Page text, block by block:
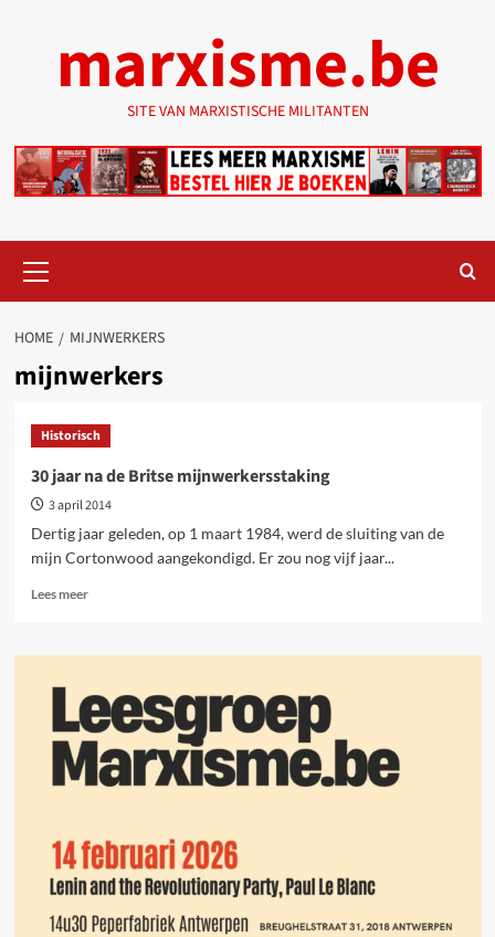
marxisme.be
SITE VAN MARXISTISCHE MILITANTEN
menu
HOME MIJNWERKERS
mijnwerkers
Historisch
30 jaar na de Britse mijnwerkersstaking
3 april 2014
Dertig jaar geleden, op 1 maart 1984, werd de sluiting van de
mijn Cortonwood aangekondigd. Er zou nog vijf jaar...
Lees meerLees
30
na
de
Britse
mijnwerkersstaking